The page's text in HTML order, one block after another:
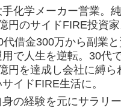
手化学メーカー営業。
円のサイドFIRE投資家
代借金300万から副業
用で人生を逆転。30代
円を達成し会社に縛ら
サイドFIRE生活に。
身の経験を元にサラリ